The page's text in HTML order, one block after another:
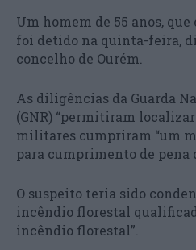
Um homem de 55 anos,
foi detido na quinta-feira,
concelho de Ourém.
As diligências da Guarda
(GNR) “permitiram
militares cumpriram “um
para cumprimento de pena
O suspeito teria sido
incêndio florestal
incêndio florestal”.